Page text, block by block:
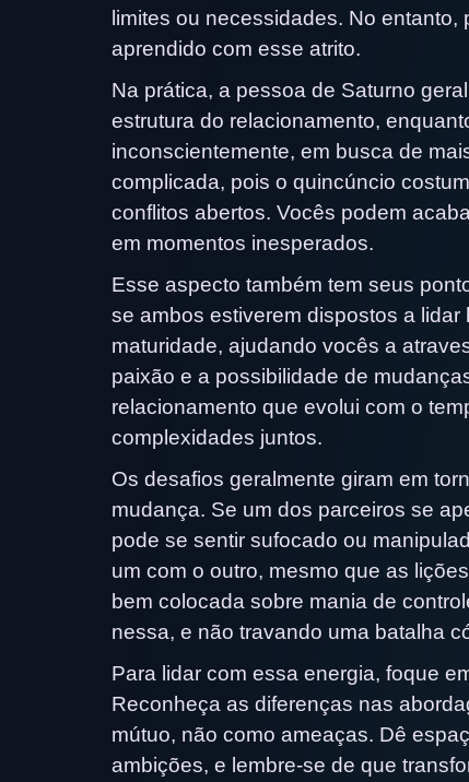
limites ou necessidades. No
aprendido com esse atrito.
Na prática, a pessoa de Saturno
estrutura do relacionamento,
inconscientemente, em busca de
complicada, pois o quincúncio
conflitos abertos. Vocês podem
em momentos inesperados.
Esse aspecto também tem seus
se ambos estiverem dispostos a
maturidade, ajudando vocês a
paixão e a possibilidade de
relacionamento que evolui com o
complexidades juntos.
Os desafios geralmente giram em
mudança. Se um dos parceiros se
pode se sentir sufocado ou
um com o outro, mesmo que as
bem colocada sobre mania de
nessa, e não travando uma batalha
Para lidar com essa energia, foque
Reconheça as diferenças nas
mútuo, não como ameaças. Dê
ambições, e lembre-se de que